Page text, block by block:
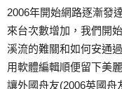
2006年開始網路逐漸發
來台次數增加，我們開
溪流的難關和如何安通
用軟體編輯順便留下美
讓外國舟友(2006英國